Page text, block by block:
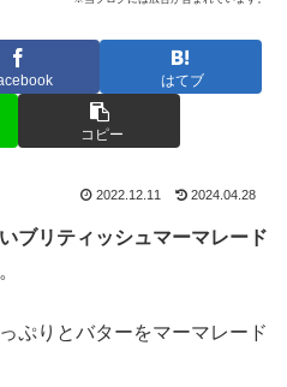
はてブ
コピー
2022.12.11 2024.04.28
いブリティッシュマーマレード
ぷりとバターをマーマレード